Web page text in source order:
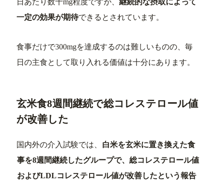
日あたり数十mg程度ですが、継続的な摂取によって
一定の効果が期待できるとされています。
食事だけで300mgを達成するのは難しいものの、毎
日の主食として取り入れる価値は十分にあります。
玄米食8週間継続で総コレステロール値
が改善した
国内外の介入試験では、
白米を玄米に置き換えた食
事を8週間継続したグループで、総コレステロール値
およびLDLコレステロール値が改善したという報告